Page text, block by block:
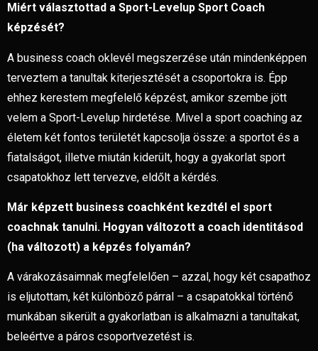
Miért választottad a Sport-Levelup Sport Coach
képzését?
A business coach oklevél megszerzése után mindenképpen
terveztem a tanultak kiterjesztését a csoportokra is. Épp
ehhez kerestem megfelelő képzést, amikor szembe jött
velem a Sport-Levelup hirdetése. Mivel a sport coaching az
életem két fontos területét kapcsolja össze: a sportot és a
fiatalságot, illetve miután kiderült, hogy a gyakorlat sport
csapatokhoz lett tervezve, eldőlt a kérdés.
Már képzett business coachként kezdtél el sport
coachnak tanulni. Hogyan változott a coach identitásod
(ha változott) a képzés folyamán?
A várakozásaimnak megfelelően – azzal, hogy két csapathoz
is eljutottam, két különböző párral – a csapatokkal történő
munkában sikerült a gyakorlatban is alkalmazni a tanultakat,
beleértve a páros csoportvezetést is.